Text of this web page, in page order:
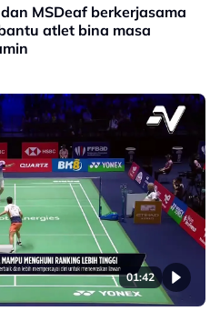
MSDeaf berkerjasama
atlet bina masa
01:42